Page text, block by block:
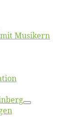
Musikern